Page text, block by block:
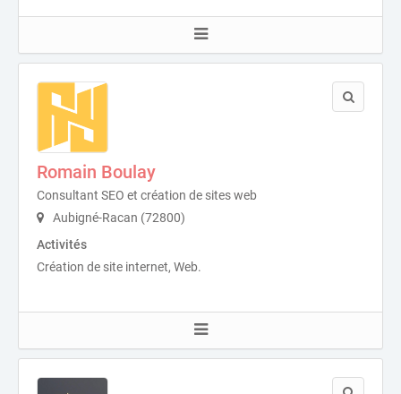
Romain Boulay
Consultant SEO et création de sites web
Aubigné-Racan (72800)
Activités
Création de site internet, Web.